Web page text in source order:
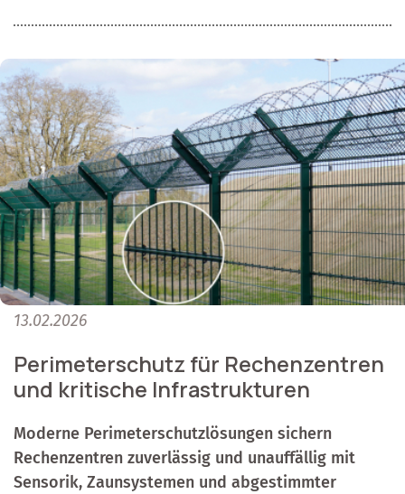
13.02.2026
Perimeterschutz für Rechenzentren
und kritische Infrastrukturen
Moderne Perimeterschutzlösungen sichern
Rechenzentren zuverlässig und unauffällig mit
Sensorik, Zaunsystemen und abgestimmter